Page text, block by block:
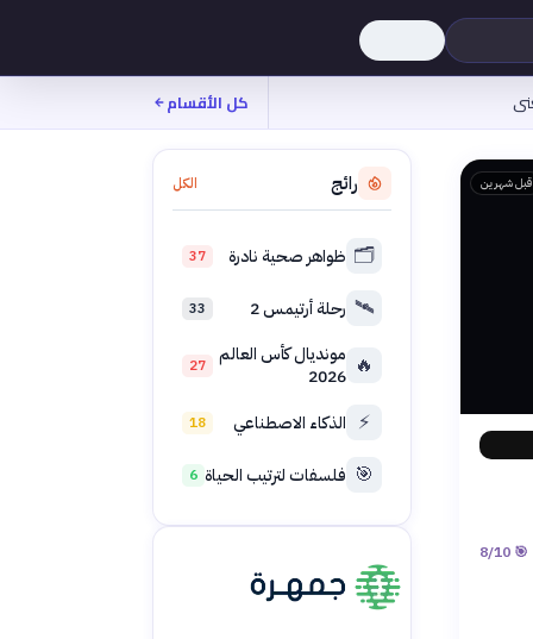
كل الأقسام
قبل شهرين
🎯
8/10
رائج الكل
🗂️ ظواهر صحية نادرة 37
🛰️ رحلة أرتيمس 2 33
🔥 مونديال كأس العالم
2026
27
⚡ الذكاء الاصطناعي 18
🎯 فلسفات لترتيب الحياة 6